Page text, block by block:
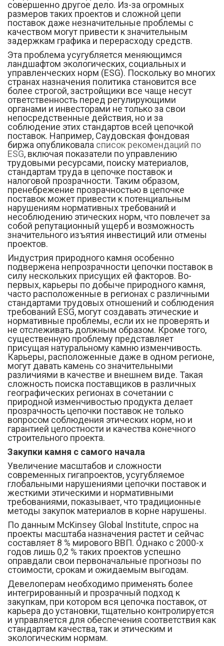
совершенно другое дело. Из-за огромных
размеров таких проектов и сложной цепи
поставок даже незначительные проблемы с
качеством могут привести к значительным
задержкам графика и перерасходу средств.
Эта проблема усугубляется меняющимся
ландшафтом экологических, социальных и
управленческих норм (ESG). Поскольку во многих
странах назначения политика становится все
более строгой, застройщики все чаще несут
ответственность перед регулирующими
органами и инвесторами не только за свои
непосредственные действия, но и за
соблюдение этих стандартов всей цепочкой
поставок. Например, Саудовская фондовая
биржа опубликовала список рекомендаций по
ESG, включая показатели по управлению
трудовыми ресурсами, поиску материалов,
стандартам труда в цепочке поставок и
налоговой прозрачности. Таким образом,
пренебрежение прозрачностью в цепочке
поставок может привести к потенциальным
нарушениям нормативных требований и
несоблюдению этических норм, что повлечет за
собой репутационный ущерб и возможность
значительного изъятия инвестиций или отмены
проектов.
Индустрия природного камня особенно
подвержена непрозрачности цепочки поставок в
силу нескольких присущих ей факторов. Во-
первых, карьеры по добыче природного камня,
часто расположенные в регионах с различными
стандартами трудовых отношений и соблюдения
требований ESG, могут создавать этические и
нормативные проблемы, если их не проверять и
не отслеживать должным образом. Кроме того,
существенную проблему представляет
присущая натуральному камню изменчивость.
Карьеры, расположенные даже в одном регионе,
могут давать камень со значительными
различиями в качестве и внешнем виде. Такая
сложность поиска поставщиков в различных
географических регионах в сочетании с
природной изменчивостью продукта делает
прозрачность цепочки поставок не только
вопросом соблюдения этических норм, но и
гарантией целостности и качества конечного
строительного проекта.
Закупки камня с самого начала
Увеличение масштабов и сложности
современных гигапроектов, усугубляемое
глобальными нарушениями цепочки поставок и
жесткими этическими и нормативными
требованиями, показывает, что традиционные
методы закупок материалов в корне нарушены.
По данным McKinsey Global Institute, спрос на
проекты масштаба назначения растет и сейчас
составляет 8 % мирового ВВП. Однако с 2000-х
годов лишь 0,2 % таких проектов успешно
оправдали свои первоначальные прогнозы по
стоимости, срокам и ожидаемым выгодам.
Девелоперам необходимо применять более
интегрированный и прозрачный подход к
закупкам, при котором вся цепочка поставок, от
карьера до установки, тщательно контролируется
и управляется для обеспечения соответствия как
стандартам качества, так и этическим и
экологическим нормам.